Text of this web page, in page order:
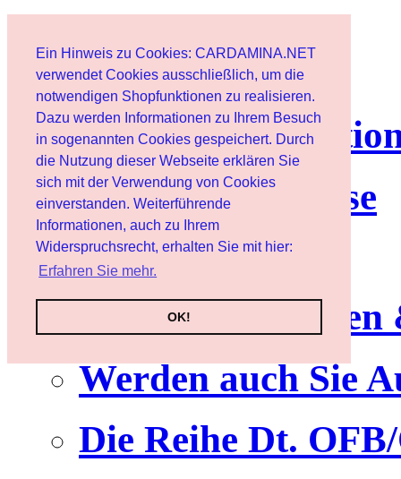
Ein Hinweis zu Cookies: CARDAMINA.NET
verwendet Cookies ausschließlich, um die
notwendigen Shopfunktionen zu realisieren.
Dazu werden Informationen zu Ihrem Besuch
in sogenannten Cookies gespeichert. Durch
die Nutzung dieser Webseite erklären Sie
sich mit der Verwendung von Cookies
einverstanden. Weiterführende
Informationen, auch zu Ihrem
Widerspruchsrecht, erhalten Sie mit hier:
Erfahren Sie mehr.
OK!
Client
lettre
Nutzungshinweise
Service
Werden auch Sie
Die Reihe Dt.